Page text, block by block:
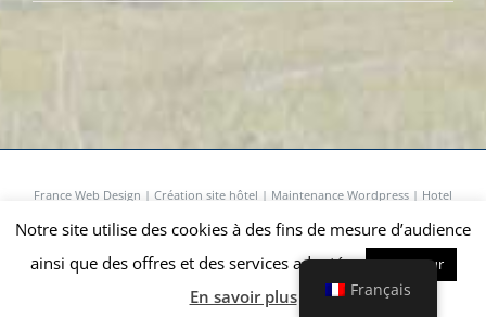
France Web Design | Création site hôtel | Maintenance Wordpress | Hotel
Web Design| Offres Emploi Hôtellerie |Référencement Entreprises
FacebookInstagram
Notre site utilise des cookies à des fins de mesure d’audience
ainsi que des offres et des services adaptés.
Accepteur
En savoir plus Français